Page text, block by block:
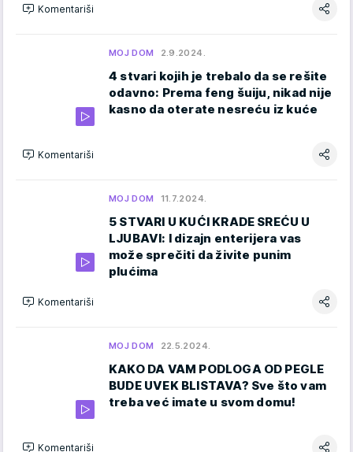
Komentariši
MOJ DOM 2.9.2024.
4 stvari kojih je trebalo da se rešite
odavno: Prema feng šuiju, nikad nije
kasno da oterate nesreću iz kuće
Komentariši
MOJ DOM 11.7.2024.
5 STVARI U KUĆI KRADE SREĆU U
LJUBAVI: I dizajn enterijera vas
može sprečiti da živite punim
plućima
Komentariši
MOJ DOM 22.5.2024.
KAKO DA VAM PODLOGA OD PEGLE
BUDE UVEK BLISTAVA? Sve što vam
treba već imate u svom domu!
Komentariši